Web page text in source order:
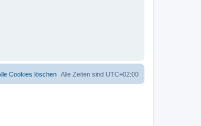
Alle Zeiten sind UTC+02:00
Cookies löschen